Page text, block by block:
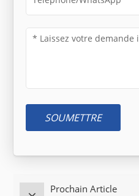
SOUMETTRE
Prochain Article